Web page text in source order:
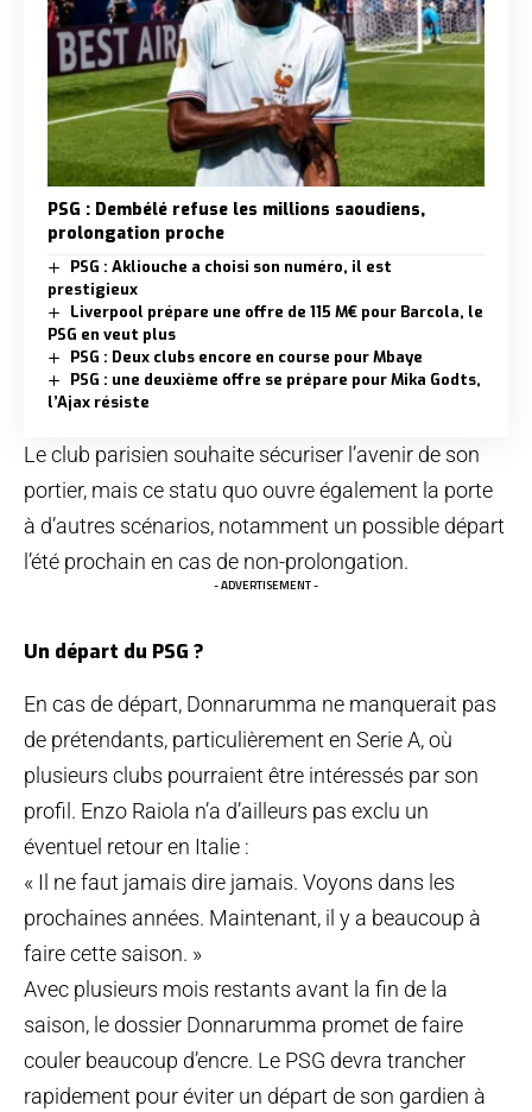
PSG : Dembélé refuse les millions saoudiens,
prolongation proche
PSG : Akliouche a choisi son numéro, il est
prestigieux
Liverpool prépare une offre de 115 M€ pour Barcola, le
PSG en veut plus
PSG : Deux clubs encore en course pour Mbaye
PSG : une deuxième offre se prépare pour Mika Godts,
l’Ajax résiste
Le club parisien souhaite sécuriser l’avenir de son
portier, mais ce statu quo ouvre également la porte
à d’autres scénarios, notamment un possible départ
l’été prochain en cas de non-prolongation.
- ADVERTISEMENT -
Un départ du PSG ?
En cas de départ, Donnarumma ne manquerait pas
de prétendants, particulièrement en Serie A, où
plusieurs clubs pourraient être intéressés par son
profil. Enzo Raiola n’a d’ailleurs pas exclu un
éventuel retour en Italie :
« Il ne faut jamais dire jamais. Voyons dans les
prochaines années. Maintenant, il y a beaucoup à
faire cette saison. »
Avec plusieurs mois restants avant la fin de la
saison, le dossier Donnarumma promet de faire
couler beaucoup d’encre. Le PSG devra trancher
rapidement pour éviter un départ de son gardien à